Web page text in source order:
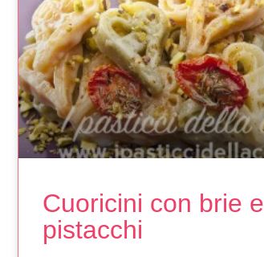
Cuoricini con brie e
pistacchi